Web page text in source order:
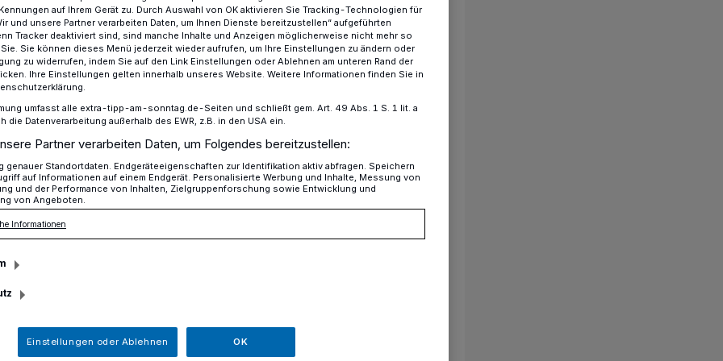
für die Kita Bismarckplatz
die Kita
ersten Spatenstich haben nun
Landscheidt, 1. Beigeordneter Dr.
Alicja Duliba an der zukünftigen
auf Ihrem Gerät zu. Durch Auswahl von OK aktivieren Sie Tracking-Technologien für
und unsere Partner verarbeiten Daten, um Ihnen Dienste bereitzustellen“ aufgeführten
Tracker deaktiviert sind, sind manche Inhalte und Anzeigen möglicherweise nicht mehr so
Sie können dieses Menü jederzeit wieder aufrufen, um Ihre Einstellungen zu ändern oder
zu widerrufen, indem Sie auf den Link Einstellungen oder Ablehnen am unteren Rand der
Ihre Einstellungen gelten innerhalb unseres Website. Weitere Informationen finden Sie in
umfasst alle extra-tipp-am-sonntag.de-Seiten und schließt gem. Art. 49 Abs. 1 S. 1 lit. a
die Datenverarbeitung außerhalb des EWR, z.B. in den USA ein.
Partner verarbeiten Daten, um Folgendes bereitzustellen:
genauer Standortdaten. Endgeräteeigenschaften zur Identifikation aktiv abfragen. Speichern
auf Informationen auf einem Endgerät. Personalisierte Werbung und Inhalte, Messung von
und der Performance von Inhalten, Zielgruppenforschung sowie Entwicklung und
von Angeboten.
Informationen
Einstellungen oder Ablehnen OK